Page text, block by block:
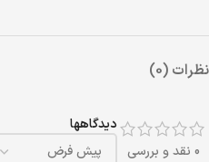
نظرات (0)
0 نقد و بررسی
دیدگاهها